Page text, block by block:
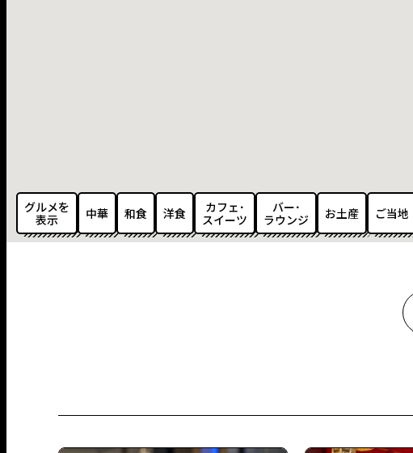
グルメを
表示
中華 和食 洋食
カフェ･
スイーツ
バー･
ラウンジ
お土産 ご当地